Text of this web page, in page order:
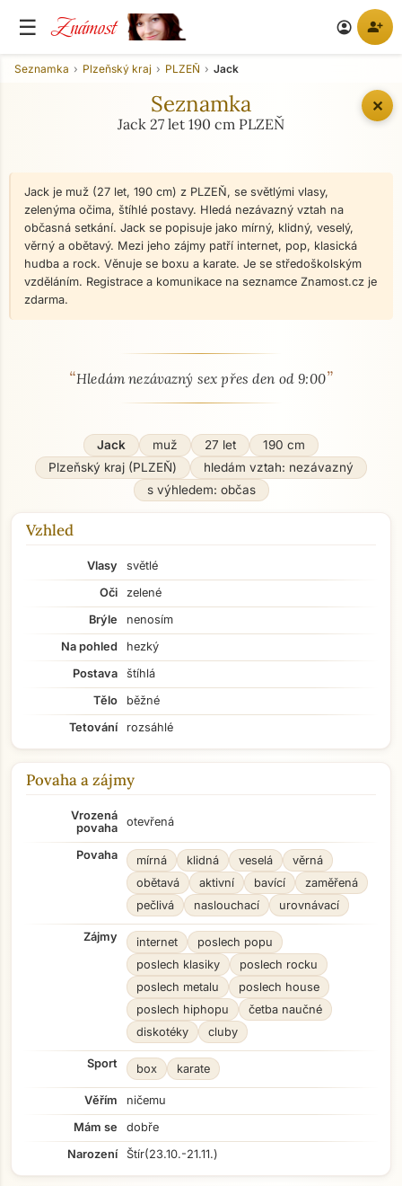
☰ Známost account_circle person_add
✕
Seznamka Plzeňský kraj PLZEŇ Jack
Seznamka
Jack 27 let 190 cm PLZEŇ
Jack je muž (27 let, 190 cm) z PLZEŇ, se světlými vlasy,
zelenýma očima, štíhlé postavy. Hledá nezávazný vztah na
občasná setkání. Jack se popisuje jako mírný, klidný, veselý,
věrný a obětavý. Mezi jeho zájmy patří internet, pop, klasická
hudba a rock. Věnuje se boxu a karate. Je se středoškolským
vzděláním. Registrace a komunikace na seznamce Znamost.cz je
zdarma.
O mně - seznamka profil
“Hledám nezávazný sex přes den od 9:00”
Jack muž 27 let
190 cm
Plzeňský kraj (PLZEŇ)
hledám vztah: nezávazný
s výhledem: občas
Vzhled
Vlasy
světlé
Oči
zelené
Brýle
nenosím
Na pohled
hezký
Postava
štíhlá
Tělo
běžné
Tetování
rozsáhlé
Povaha a zájmy
Vrozená
povaha
otevřená
Povaha mírná klidná veselá
věrná
obětavá
aktivní bavící
zaměřená
pečlivá
naslouchací urovnávací
Zájmy internet
poslech popu
poslech klasiky
poslech rocku
poslech metalu
poslech house
poslech hiphopu
četba naučné
diskotéky
cluby
Sport box karate
Věřím
ničemu
Mám se
dobře
Narození
Štír(23.10.-21.11.)